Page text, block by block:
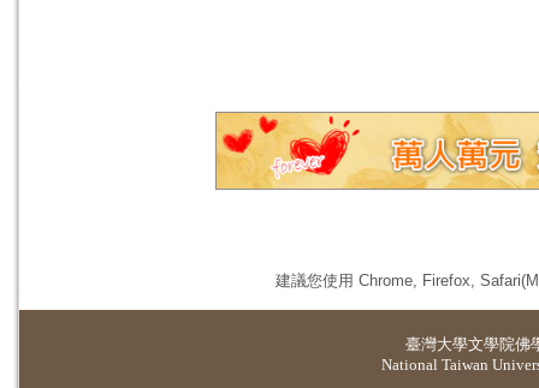
建議您使用 Chrome, Firefox,
臺灣大學文學院佛
National Taiwan